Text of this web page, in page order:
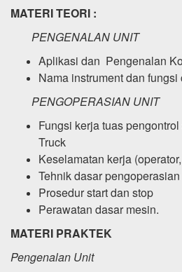
MATERI TEORI :
PENGENALAN UNIT
Aplikasi dan Pengenalan
Nama instrument dan fungsi
PENGOPERASIAN UNIT
Fungsi kerja tuas
Truck
Keselamatan kerja
Tehnik dasar
Prosedur start dan stop
Perawatan dasar mesin.
MATERI PRAKTEK
Pengenalan Unit